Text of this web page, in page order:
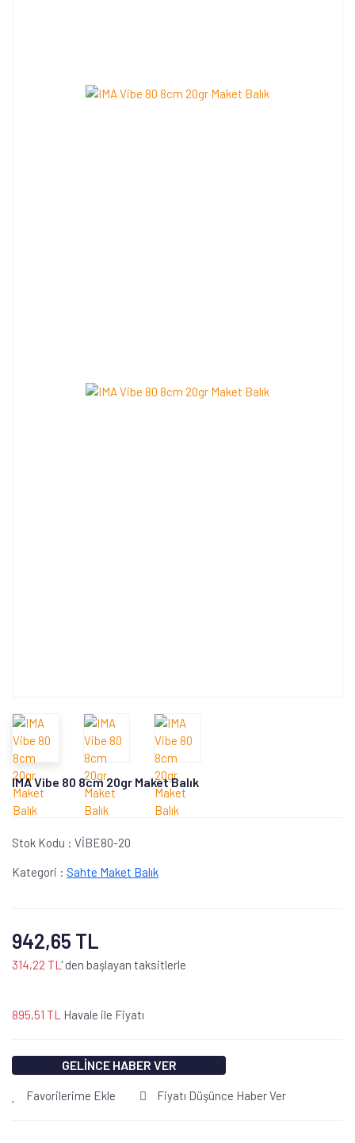
IMA Vibe 80 8cm 20gr Maket Balık
Stok Kodu : VİBE80-20
Kategori : Sahte Maket Balık
942,65 TL
314,22 TL ' den başlayan taksitlerle
895,51 TL Havale ile Fiyatı
GELİNCE HABER VER
Favorilerime Ekle Fiyatı Düşünce Haber Ver